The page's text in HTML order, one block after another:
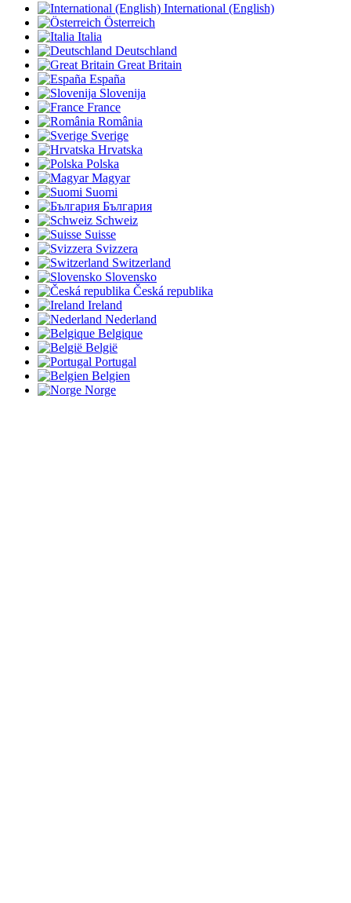
International (English)
Österreich
Italia
Deutschland
Great Britain
España
Slovenija
France
România
Sverige
Hrvatska
Polska
Magyar
Suomi
България
Schweiz
Suisse
Svizzera
Switzerland
Slovensko
Česká republika
Ireland
Nederland
Belgique
België
Portugal
Belgien
Norge